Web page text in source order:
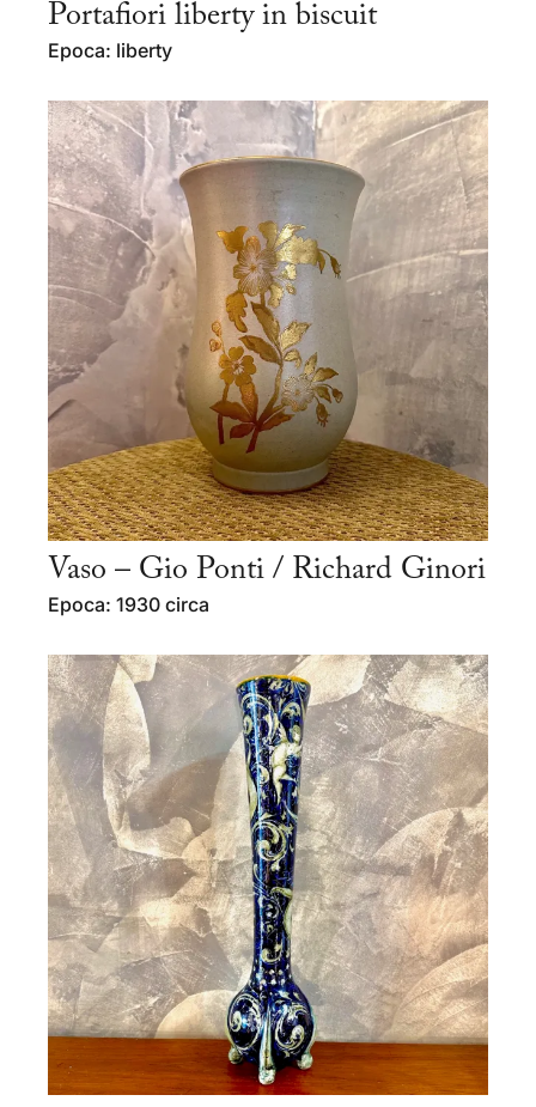
Portafiori liberty in biscuit
Epoca: liberty
Vaso – Gio Ponti / Richard Ginori
Epoca: 1930 circa